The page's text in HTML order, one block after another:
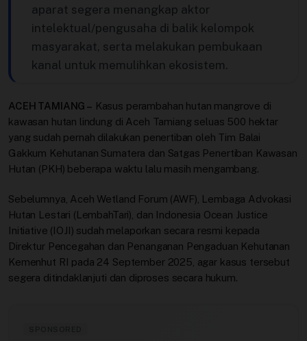
aparat segera menangkap aktor
intelektual/pengusaha di balik kelompok
masyarakat, serta melakukan pembukaan
kanal untuk memulihkan ekosistem.
ACEH TAMIANG – Kasus perambahan hutan mangrove di
kawasan hutan lindung di Aceh Tamiang seluas 500 hektar
yang sudah pernah dilakukan penertiban oleh Tim Balai
Gakkum Kehutanan Sumatera dan Satgas Penertiban Kawasan
Hutan (PKH) beberapa waktu lalu masih mengambang.
Sebelumnya, Aceh Wetland Forum (AWF), Lembaga Advokasi
Hutan Lestari (LembahTari), dan Indonesia Ocean Justice
Initiative (IOJI) sudah melaporkan secara resmi kepada
Direktur Pencegahan dan Penanganan Pengaduan Kehutanan
Kemenhut RI pada 24 September 2025, agar kasus tersebut
segera ditindaklanjuti dan diproses secara hukum.